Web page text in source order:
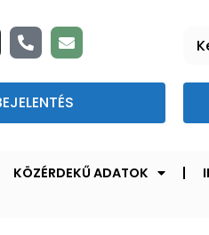
KÖZÉRDEKŰ ADATOK